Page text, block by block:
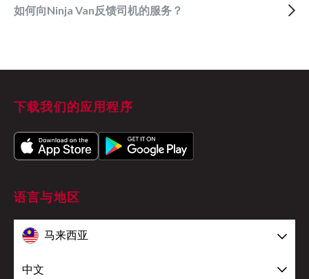
如何向Ninja Van反馈司机的服务？
下载我们的应用程序
语言与地区
马来西亚
中文